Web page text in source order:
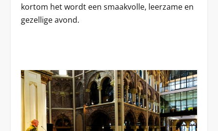
kortom het wordt een smaakvolle, leerzame en
gezellige avond.